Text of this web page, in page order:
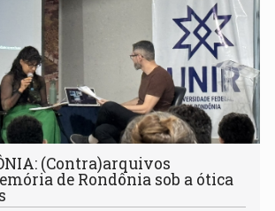
(Contra)arquivos
de Rondônia sob a ótica